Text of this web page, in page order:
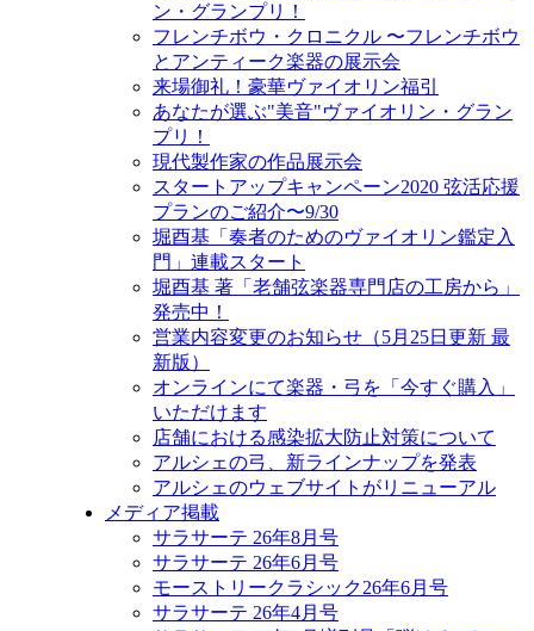
ン・グランプリ！
フレンチボウ・クロニクル 〜フレンチボウ
とアンティーク楽器の展示会
来場御礼！豪華ヴァイオリン福引
あなたが選ぶ"美音"ヴァイオリン・グラン
プリ！
現代製作家の作品展示会
スタートアップキャンペーン2020 弦活応援
プランのご紹介〜9/30
堀酉基「奏者のためのヴァイオリン鑑定入
門」連載スタート
堀酉基 著「老舗弦楽器専門店の工房から」
発売中！
営業内容変更のお知らせ（5月25日更新 最
新版）
オンラインにて楽器・弓を「今すぐ購入」
いただけます
店舗における感染拡大防止対策について
アルシェの弓、新ラインナップを発表
アルシェのウェブサイトがリニューアル
メディア掲載
サラサーテ 26年8月号
サラサーテ 26年6月号
モーストリークラシック26年6月号
サラサーテ 26年4月号